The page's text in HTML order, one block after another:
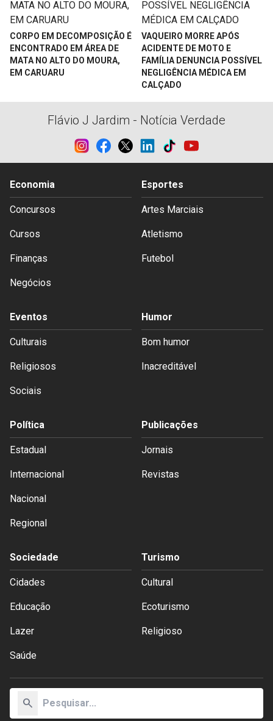
CORPO EM DECOMPOSIÇÃO É
ENCONTRADO EM ÁREA DE
MATA NO ALTO DO MOURA,
EM CARUARU
VAQUEIRO MORRE APÓS
ACIDENTE DE MOTO E
FAMÍLIA DENUNCIA POSSÍVEL
NEGLIGÊNCIA MÉDICA EM
CALÇADO
Flávio J Jardim - Notícia Verdade
Economia
Concursos
Cursos
Finanças
Negócios
Esportes
Artes Marciais
Atletismo
Futebol
Eventos
Culturais
Religiosos
Sociais
Humor
Bom humor
Inacreditável
Política
Estadual
Internacional
Nacional
Regional
Publicações
Jornais
Revistas
Sociedade
Cidades
Educação
Lazer
Saúde
Turismo
Cultural
Ecoturismo
Religioso
search